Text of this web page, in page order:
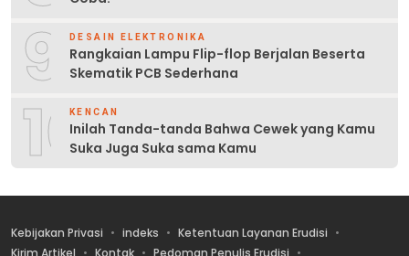
9 DESAIN ELEKTRONIKA
Rangkaian Lampu Flip-flop Berjalan Beserta
Skematik PCB Sederhana
10KENCAN
Inilah Tanda-tanda Bahwa Cewek yang Kamu
Suka Juga Suka sama Kamu
Kebijakan Privasi indeks
Ketentuan Layanan Erudisi
Kirim Artikel
Kontak Pedoman Penulis Erudisi